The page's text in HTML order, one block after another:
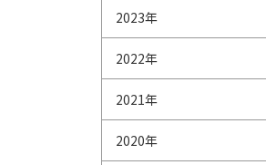
2023年
2022年
2021年
2020年